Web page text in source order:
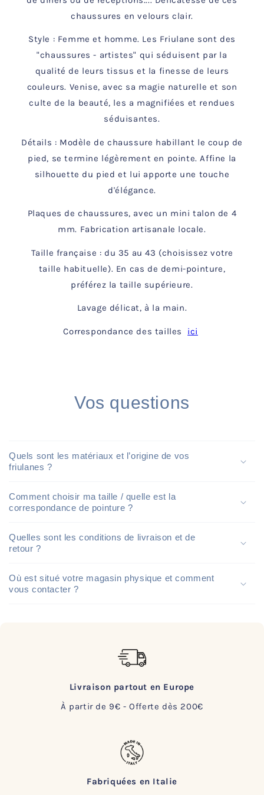
chaussures en velours clair.
Style : Femme et homme. Les Friulane sont des
"chaussures - artistes" qui séduisent par la
qualité de leurs tissus et la finesse de leurs
couleurs. Venise, avec sa magie naturelle et son
culte de la beauté, les a magnifiées et rendues
séduisantes.
Détails : Modèle de chaussure habillant le coup de
pied, se termine légèrement en pointe. Affine la
silhouette du pied et lui apporte une touche
d'élégance.
Plaques de chaussures, avec un mini talon de 4
mm. Fabrication artisanale locale.
Taille française : du 35 au 43 (choisissez votre
taille habituelle). En cas de demi-pointure,
préférez la taille supérieure.
Lavage délicat, à la main.
Correspondance des tailles ici
Vos questions
Quels sont les matériaux et l’origine de vos
friulanes ?
Comment choisir ma taille / quelle est la
correspondance de pointure ?
Quelles sont les conditions de livraison et de
retour ?
Où est situé votre magasin physique et comment
vous contacter ?
Livraison partout en Europe
À partir de 9€ - Offerte dès 200€
Fabriquées en Italie